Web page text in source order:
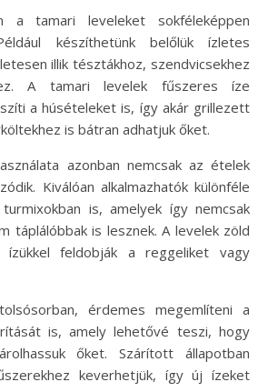
a tamari leveleket sokféleképpen
készíthetünk belőlük ízletes
illik tésztákhoz, szendvicsekhez
A tamari levelek fűszeres íze
a húsételeket is, így akár grillezett
is bátran adhatjuk őket.
azonban nemcsak az ételek
Kiválóan alkalmazhatók különféle
is, amelyek így nemcsak
táplálóbbak is lesznek. A levelek zöld
ízükkel feldobják a reggeliket vagy
érdemes megemlíteni a
is, amely lehetővé teszi, hogy
őket. Szárított állapotban
keverhetjük, így új ízeket